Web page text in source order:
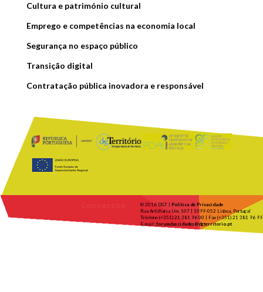
Cultura e património cultural
Emprego e competências na economia local
Segurança no espaço público
Transição digital
Contratação pública inovadora e responsável
© 2016 DGT | Política de Privacidade
Rua Artilharia Um, 107 | 1099-052 Lisboa, Portugal
Telefone (+351) 21 381 96 00 | Fax (+351) 21 381 96 99
E-mail: forumdascidades@dgterritorio.pt